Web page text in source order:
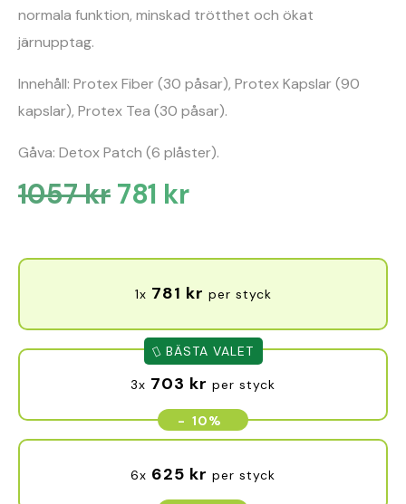
normala funktion, minskad trötthet och ökat
järnupptag.
Innehåll: Protex Fiber (30 påsar), Protex Kapslar (90
kapslar), Protex Tea (30 påsar).
Gåva: Detox Patch (6 plåster).
1057kr 781 kr
1x 781 kr per styck
3x 703 kr per styck
- 10%
BÄSTA VALET
6x 625 kr per styck